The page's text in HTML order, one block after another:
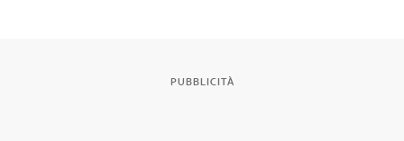
PUBBLICITÀ